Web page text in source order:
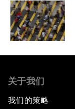
关于我们
我们的策略